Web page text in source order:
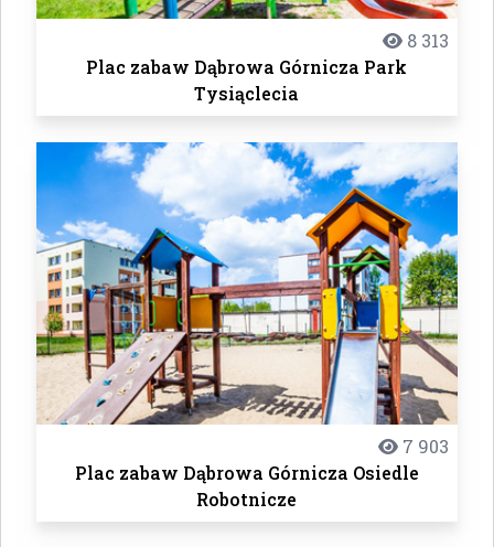
8 313
Plac zabaw Dąbrowa Górnicza Park
Tysiąclecia
7 903
Plac zabaw Dąbrowa Górnicza Osiedle
Robotnicze